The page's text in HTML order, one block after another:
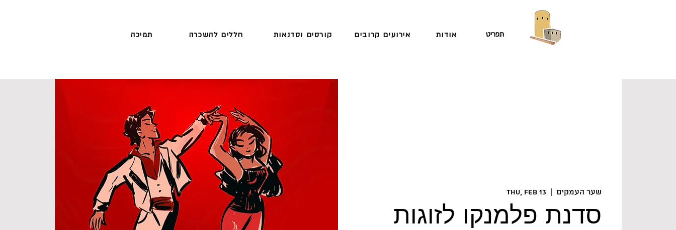
תמיכה חללים להשכרה קורסים וסדנאות אירועים קרובים אודות תפריט
Thu, Feb 13 שער העמקים
סדנת פלמנקו לזוגות